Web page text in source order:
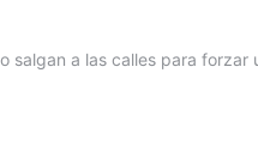
salgan a las calles para forzar